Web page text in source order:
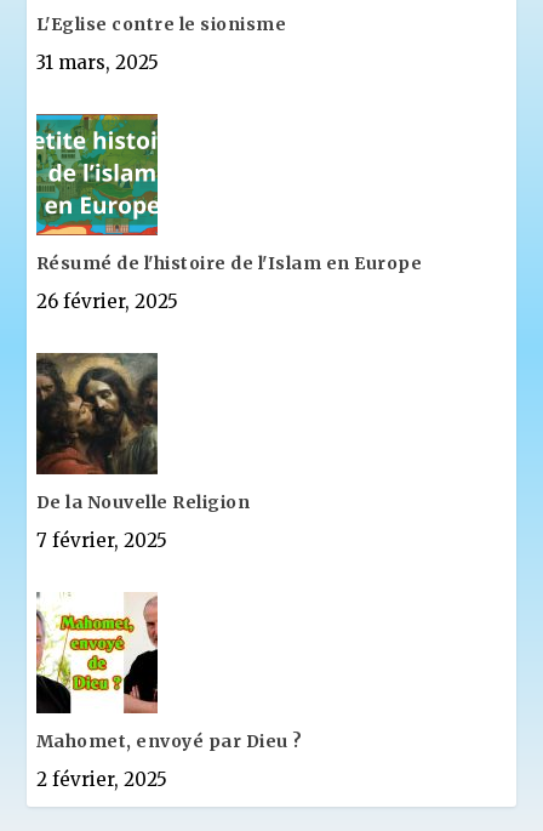
L'Eglise contre le sionisme
31 mars, 2025
Résumé de l'histoire de l'Islam en Europe
26 février, 2025
De la Nouvelle Religion
7 février, 2025
Mahomet, envoyé par Dieu ?
2 février, 2025